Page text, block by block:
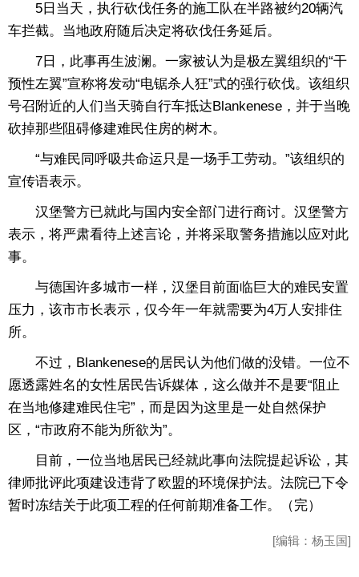
5日当天，执行砍伐任务的施工队在半路被约20辆汽
车拦截。当地政府随后决定将砍伐任务延后。
7日，此事再生波澜。一家被认为是极左翼组织的“干
预性左翼”宣称将发动“电锯杀人狂”式的强行砍伐。该组织
号召附近的人们当天骑自行车抵达Blankenese，并于当晚
砍掉那些阻碍修建难民住房的树木。
“与难民同呼吸共命运只是一场手工劳动。”该组织的
宣传语表示。
汉堡警方已就此与国内安全部门进行商讨。汉堡警方
表示，将严肃看待上述言论，并将采取警务措施以应对此
事。
与德国许多城市一样，汉堡目前面临巨大的难民安置
压力，该市市长表示，仅今年一年就需要为4万人安排住
所。
不过，Blankenese的居民认为他们做的没错。一位不
愿透露姓名的女性居民告诉媒体，这么做并不是要“阻止
在当地修建难民住宅”，而是因为这里是一处自然保护
区，“市政府不能为所欲为”。
目前，一位当地居民已经就此事向法院提起诉讼，其
律师批评此项建设违背了欧盟的环境保护法。法院已下令
暂时冻结关于此项工程的任何前期准备工作。（完）
[编辑：杨玉国]